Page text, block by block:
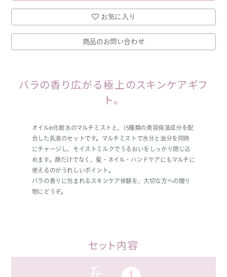
お気に入り
商品のお問い合わせ
バラの香り広がる極上のスキンケアギフ
ト。
オイルin化粧水のマルチミストと、15種類の美容保湿成分を配
合した乳液のセットです。マルチミストで水分と油分を同時
にチャージし、モイストミルクでうるおいをしっかり閉じ込
めます。顔だけでなく、髪・ネイル・ハンドケアにもマルチに
使えるのがうれしいポイント。
バラの香りに包まれるスキンケア体験を、大切な方への贈り
物にどうぞ。
セット内容